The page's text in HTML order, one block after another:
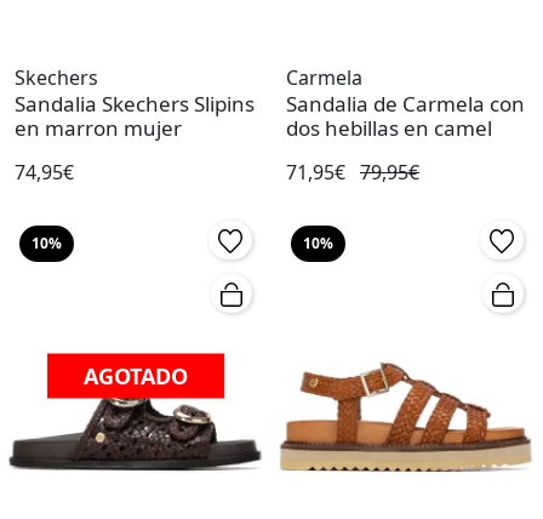
Skechers
Sandalia Skechers Slipins
en marron mujer
74,95€
Carmela
Sandalia de Carmela con
dos hebillas en camel
71,95€ 79,95€
10%
AGOTADO
10%